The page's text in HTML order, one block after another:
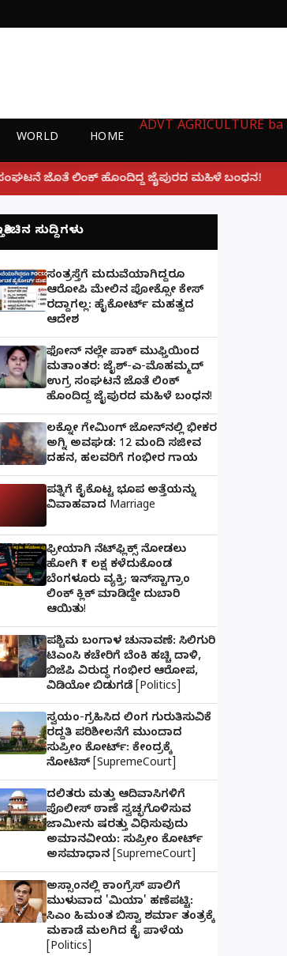
WORLD HOME
ADVT AGRICULTURE ba
ಮಹಿಳೆ ಬಂಧನ! | ಲಕ್ನೋ ಗೇಮಿಂಗ್
ಸುದ್ದಿಗಳು
ಸಂತ್ರಸ್ತೆಗೆ ಮದುವೆಯಾಗಿದ್ದರೂ
ಆರೋಪಿ ಮೇಲಿನ ಪೋಕ್ಸೋ ಕೇಸ್
ರದ್ದಾಗಲ್ಲ: ಹೈಕೋರ್ಟ್ ಮಹತ್ವದ
ಆದೇಶ
ಫೋನ್ ನಲ್ಲೇ ಪಾಕ್ ಮುಫ್ತಿಯಿಂದ
ಮತಾಂತರ: ಜೈಶ್-ಎ-ಮೊಹಮ್ಮದ್
ಉಗ್ರ ಸಂಘಟನೆ ಜೊತೆ ಲಿಂಕ್
ಹೊಂದಿದ್ದ ಜೈಪುರದ ಮಹಿಳೆ ಬಂಧನ!
ಲಕ್ನೋ ಗೇಮಿಂಗ್ ಜೋನ್‌ನಲ್ಲಿ ಭೀಕರ
ಅಗ್ನಿ ಅವಘಡ: 12 ಮಂದಿ ಸಜೀವ
ದಹನ, ಹಲವರಿಗೆ ಗಂಭೀರ ಗಾಯ
ಪತ್ನಿಗೆ ಕೈಕೊಟ್ಟ ಭೂಪ ಅತ್ತೆಯನ್ನು
ವಿವಾಹವಾದ Marriage
ಫ್ರೀಯಾಗಿ ನೆಟ್‌ಫ್ಲಿಕ್ಸ್ ನೋಡಲು
ಹೋಗಿ ₹1 ಲಕ್ಷ ಕಳೆದುಕೊಂಡ
ಬೆಂಗಳೂರು ವ್ಯಕ್ತಿ; ಇನ್‌ಸ್ಟಾಗ್ರಾಂ
ಲಿಂಕ್ ಕ್ಲಿಕ್ ಮಾಡಿದ್ದೇ ದುಬಾರಿ
ಆಯಿತು!
ಪಶ್ಚಿಮ ಬಂಗಾಳ ಚುನಾವಣೆ: ಸಿಲಿಗುರಿ
ಟಿಎಂಸಿ ಕಚೇರಿಗೆ ಬೆಂಕಿ ಹಚ್ಚಿ ದಾಳಿ,
ಬಿಜೆಪಿ ವಿರುದ್ಧ ಗಂಭೀರ ಆರೋಪ,
ವಿಡಿಯೋ ಬಿಡುಗಡೆ [Politics]
ಸ್ವಯಂ-ಗ್ರಹಿಸಿದ ಲಿಂಗ ಗುರುತಿಸುವಿಕೆ
ರದ್ದತಿ ಪರಿಶೀಲನೆಗೆ ಮುಂದಾದ
ಸುಪ್ರೀಂ ಕೋರ್ಟ್: ಕೇಂದ್ರಕ್ಕೆ
ನೋಟಿಸ್ [SupremeCourt]
ದಲಿತರು ಮತ್ತು ಆದಿವಾಸಿಗಳಿಗೆ
ಪೊಲೀಸ್ ಠಾಣೆ ಸ್ವಚ್ಛಗೊಳಿಸುವ
ಜಾಮೀನು ಷರತ್ತು ವಿಧಿಸುವುದು
ಅಮಾನವೀಯ: ಸುಪ್ರೀಂ ಕೋರ್ಟ್
ಅಸಮಾಧಾನ [SupremeCourt]
ಅಸ್ಸಾಂನಲ್ಲಿ ಕಾಂಗ್ರೆಸ್ ಪಾಲಿಗೆ
ಮುಳುವಾದ 'ಮಿಯಾ' ಹಣೆಪಟ್ಟಿ:
ಸಿಎಂ ಹಿಮಂತ ಬಿಸ್ವಾ ಶರ್ಮಾ ತಂತ್ರಕ್ಕೆ
ಮಕಾಡೆ ಮಲಗಿದ ಕೈ ಪಾಳೆಯ
[Politics]